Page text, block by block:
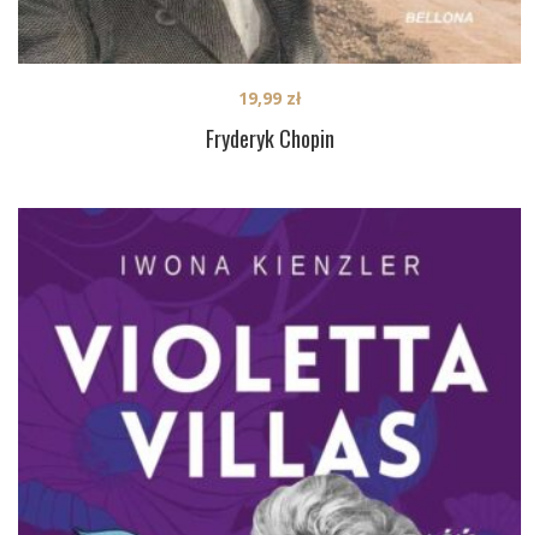
Fryderyk Chopin
19,99 zł